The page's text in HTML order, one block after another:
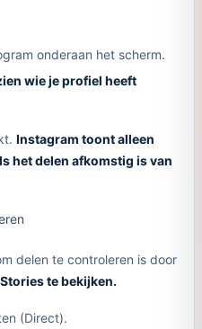
onderaan het scherm.
wie je profiel heeft
Instagram toont alleen
het delen afkomstig is van
delen te controleren is door
te bekijken.
(Direct).